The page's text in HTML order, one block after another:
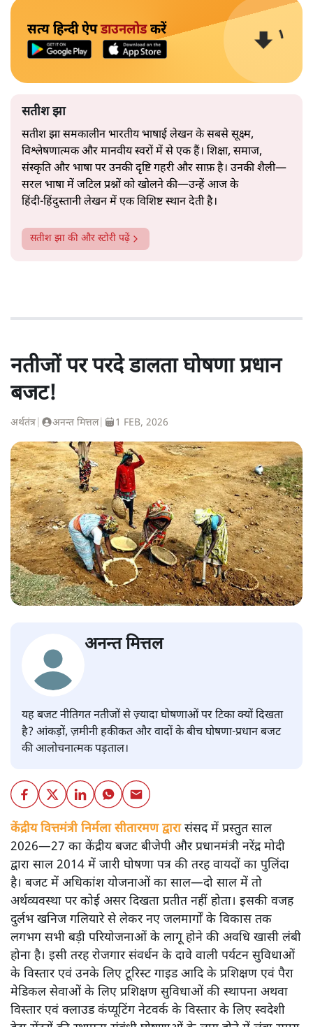
सत्य हिन्दी ऐपडाउनलोडकरें
सतीश झा
सतीश झा समकालीन भारतीय भाषाई लेखन के सबसे सूक्ष्म,
विश्लेषणात्मक और मानवीय स्वरों में से एक हैं। शिक्षा, समाज,
संस्कृति और भाषा पर उनकी दृष्टि गहरी और साफ़ है। उनकी शैली—
सरल भाषा में जटिल प्रश्नों को खोलने की—उन्हें आज के
हिंदी‑हिंदुस्तानी लेखन में एक विशिष्ट स्थान देती है।
सतीश झा की और स्टोरी पढ़ें
नतीजों पर परदे डालता घोषणा प्रधान
बजट!
अर्थतंत्र अनन्त मित्तल| 1 FEB, 2026
अनन्त मित्तल
यह बजट नीतिगत नतीजों से ज़्यादा घोषणाओं पर टिका क्यों दिखता
है? आंकड़ों, ज़मीनी हकीकत और वादों के बीच घोषणा-प्रधान बजट
की आलोचनात्मक पड़ताल।
केंद्रीय वित्तमंत्री निर्मला सीतारमण द्वारासंसद में प्रस्तुत साल
2026—27 का केंद्रीय बजट बीजेपी और प्रधानमंत्री नरेंद्र मोदी
द्वारा साल 2014 में जारी घोषणा पत्र की तरह वायदों का पुलिंदा
है। बजट में अधिकांश योजनाओं का साल—दो साल में तो
अर्थव्यवस्था पर कोई असर दिखता प्रतीत नहीं होता। इसकी वजह
दुर्लभ खनिज गलियारे से लेकर नए जलमार्गों के विकास तक
लगभग सभी बड़ी परियोजनाओं के लागू होने की अवधि खासी लंबी
होना है। इसी तरह रोजगार संवर्धन के दावे वाली पर्यटन सुविधाओं
के विस्तार एवं उनके लिए टूरिस्ट गाइड आदि के प्रशिक्षण एवं पैरा
मेडिकल सेवाओं के लिए प्रशिक्षण सुविधाओं की स्थापना अथवा
विस्तार एवं क्लाउड कंप्यूटिंग नेटवर्क के विस्तार के लिए स्वदेशी